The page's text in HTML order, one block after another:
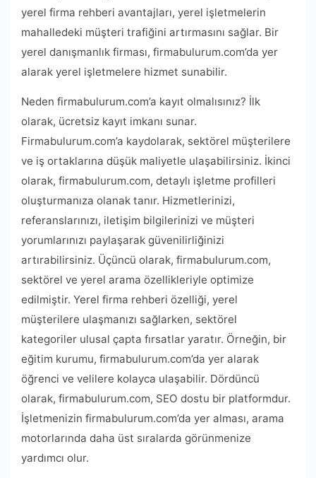
yerel firma rehberi avantajları, yerel işletmelerin
mahalledeki müşteri trafiğini artırmasını sağlar. Bir
yerel danışmanlık firması, firmabulurum.com’da yer
alarak yerel işletmelere hizmet sunabilir.
Neden firmabulurum.com’a kayıt olmalısınız? İlk
olarak, ücretsiz kayıt imkanı sunar.
Firmabulurum.com’a kaydolarak, sektörel müşterilere
ve iş ortaklarına düşük maliyetle ulaşabilirsiniz. İkinci
olarak, firmabulurum.com, detaylı işletme profilleri
oluşturmanıza olanak tanır. Hizmetlerinizi,
referanslarınızı, iletişim bilgilerinizi ve müşteri
yorumlarınızı paylaşarak güvenilirliğinizi
artırabilirsiniz. Üçüncü olarak, firmabulurum.com,
sektörel ve yerel arama özellikleriyle optimize
edilmiştir. Yerel firma rehberi özelliği, yerel
müşterilere ulaşmanızı sağlarken, sektörel
kategoriler ulusal çapta fırsatlar yaratır. Örneğin, bir
eğitim kurumu, firmabulurum.com’da yer alarak
öğrenci ve velilere kolayca ulaşabilir. Dördüncü
olarak, firmabulurum.com, SEO dostu bir platformdur.
İşletmenizin firmabulurum.com’da yer alması, arama
motorlarında daha üst sıralarda görünmenize
yardımcı olur.